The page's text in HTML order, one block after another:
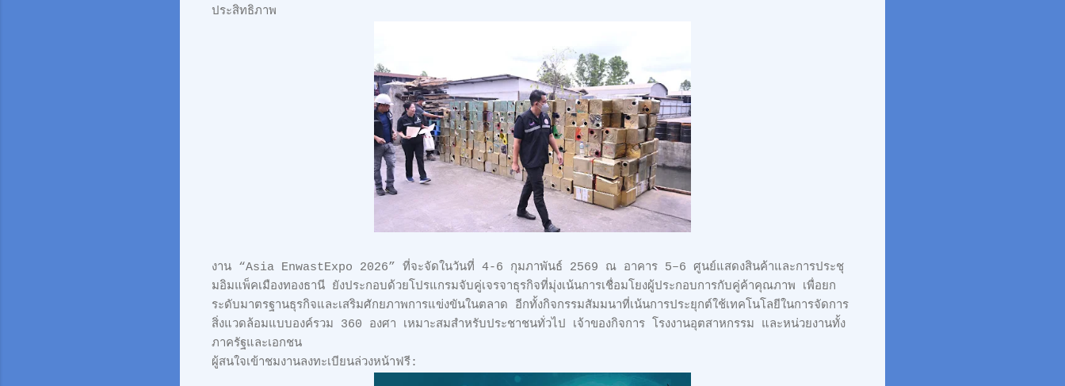
ประสิทธิภาพ
งาน “Asia EnwastExpo 2026” ที่จะจัดในวันที่ 4-6 กุมภาพันธ์ 2569 ณ อาคาร 5–6 ศูนย์แสดงสินค้าและการประชุ
มอิมแพ็คเมืองทองธานี ยังประกอบด้วยโปรแกรมจับคู่เจรจาธุรกิจที่มุ่งเน้นการเชื่อมโยงผู้ประกอบการกับคู่ค้าคุณภาพ เพื่อยก
ระดับมาตรฐานธุรกิจและเสริมศักยภาพการแข่งขันในตลาด อีกทั้งกิจกรรมสัมมนาที่เน้นการประยุกต์ใช้เทคโนโลยีในการจัดการ
สิ่งแวดล้อมแบบองค์รวม 360 องศา เหมาะสมสำหรับประชาชนทั่วไป เจ้าของกิจการ โรงงานอุตสาหกรรม และหน่วยงานทั้ง
ภาครัฐและเอกชน
ผู้สนใจเข้าชมงานลงทะเบียนล่วงหน้าฟรี: